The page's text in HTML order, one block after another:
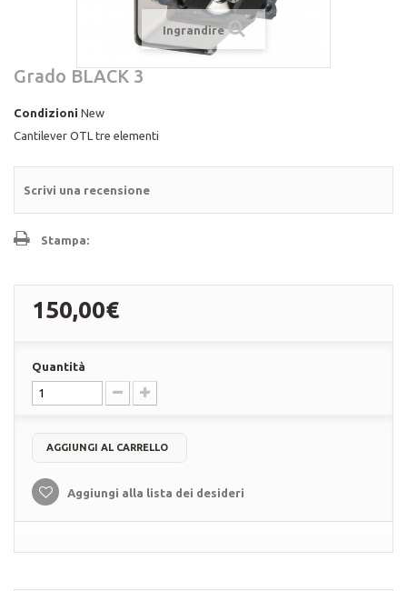
Ingrandire
Grado BLACK 3
Condizioni New
Cantilever OTL tre elementi
Scrivi una recensione
Stampa:
150,00€
Quantità
AGGIUNGI AL CARRELLO
Aggiungi alla lista dei desideri